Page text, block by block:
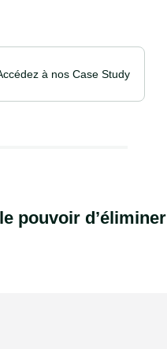
à nos Case Study
pouvoir d’éliminer